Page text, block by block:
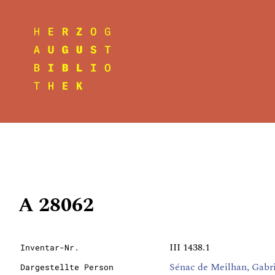
A 28062
Inventar-Nr. III 1438.1
Dargestellte Person Sénac de Meilhan,